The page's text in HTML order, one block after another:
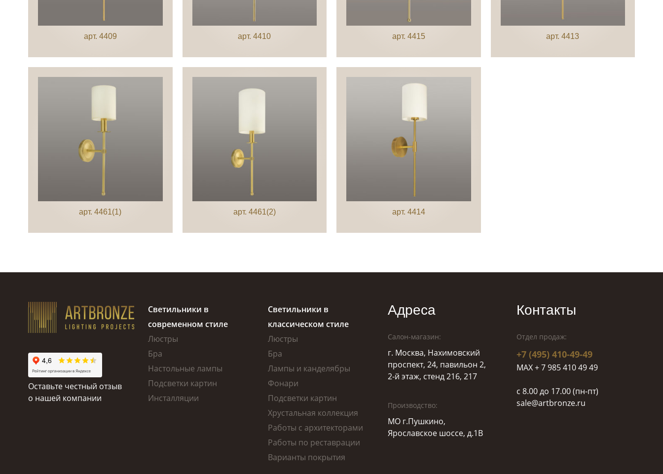
арт. 4409 арт. 4410 арт. 4415 арт. 4413
арт. 4461(1) арт. 4461(2) арт. 4414
Оставьте честный отзыв
о нашей компании
Светильники в
современном стиле
Люстры
Бра
Настольные лампы
Подсветки картин
Инсталляции
Светильники в
классическом стиле
Люстры
Бра
Лампы и канделябры
Фонари
Подсветки картин
Хрустальная коллекция
Работы с архитекторами
Работы по реставрации
Варианты покрытия
Адреса
Салон-магазин:
г. Москва, Нахимовский
проспект, 24, павильон 2,
2-й этаж, стенд 216, 217
Производство:
МО г.Пушкино,
Ярославское шоссе, д.1В
Контакты
Отдел продаж:
+7 (495) 410-49-49
MAX + 7 985 410 49 49
c 8.00 до 17.00 (пн-пт)
sale@artbronze.ru